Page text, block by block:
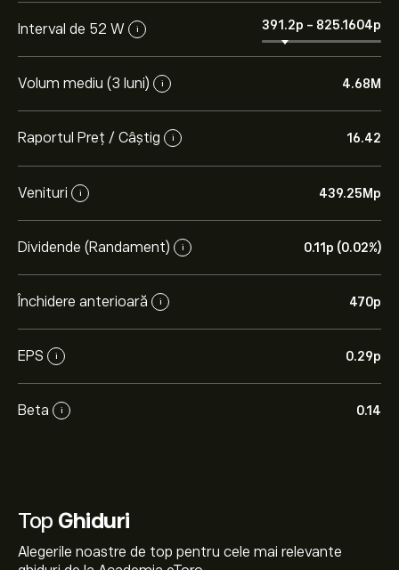
Interval de 52 W i 391.2‎p‎ - 825.1604‎p‎
Volum mediu (3 luni) i 4.68M
Raportul Preț / Câștig i 16.42
Venituri i 439.25M‎p‎
Dividende (Randament) i 0.11‎p‎ (0.02%)
Închidere anterioară i 470‎p‎
EPS i 0.29‎p‎
Beta i 0.14
Top Ghiduri
Alegerile noastre de top pentru cele mai relevante